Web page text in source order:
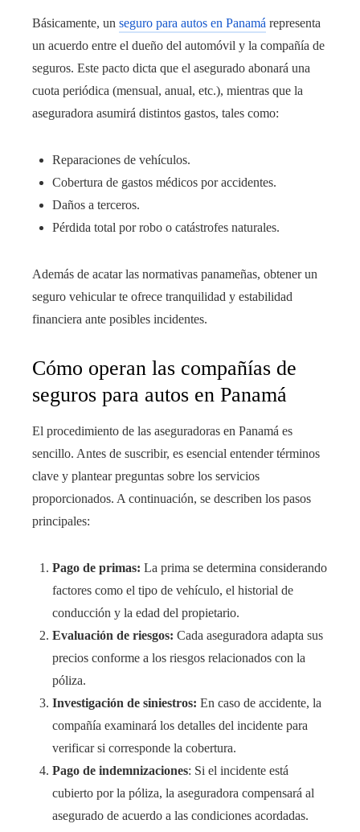
Básicamente, un seguro para autos en Panamá representa
un acuerdo entre el dueño del automóvil y la compañía de
seguros. Este pacto dicta que el asegurado abonará una
cuota periódica (mensual, anual, etc.), mientras que la
aseguradora asumirá distintos gastos, tales como:
Reparaciones de vehículos.
Cobertura de gastos médicos por accidentes.
Daños a terceros.
Pérdida total por robo o catástrofes naturales.
Además de acatar las normativas panameñas, obtener un
seguro vehicular te ofrece tranquilidad y estabilidad
financiera ante posibles incidentes.
Cómo operan las compañías de
seguros para autos en Panamá
El procedimiento de las aseguradoras en Panamá es
sencillo. Antes de suscribir, es esencial entender términos
clave y plantear preguntas sobre los servicios
proporcionados. A continuación, se describen los pasos
principales:
Pago de primas: La prima se determina considerando
factores como el tipo de vehículo, el historial de
conducción y la edad del propietario.
Evaluación de riesgos: Cada aseguradora adapta sus
precios conforme a los riesgos relacionados con la
póliza.
Investigación de siniestros: En caso de accidente, la
compañía examinará los detalles del incidente para
verificar si corresponde la cobertura.
Pago de indemnizaciones: Si el incidente está
cubierto por la póliza, la aseguradora compensará al
asegurado de acuerdo a las condiciones acordadas.